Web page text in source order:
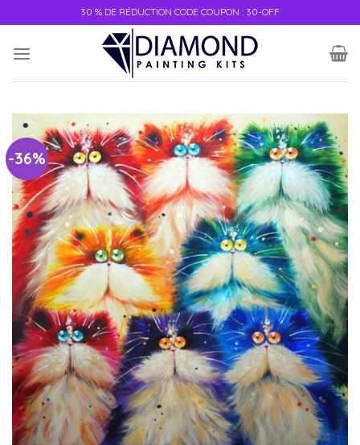
30 % DE RÉDUCTION CODE COUPON : 30-OFF
-36%